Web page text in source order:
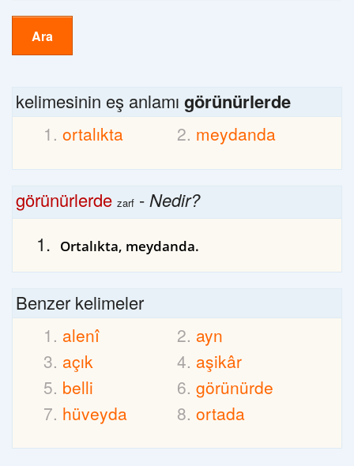
Ara
kelimesinin eş anlamı görünürlerde
ortalıkta meydanda
görünürlerde zarf -Nedir?
Ortalıkta, meydanda.
Benzer kelimeler
alenî
ayn
açık
aşikâr
belli
görünürde
hüveyda
ortada